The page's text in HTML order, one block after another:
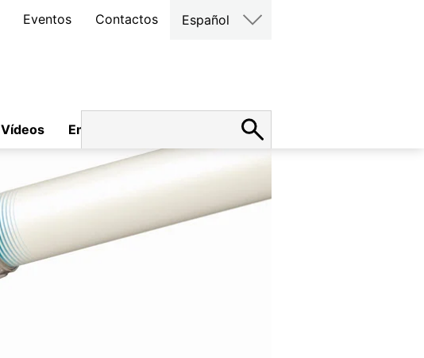
Eventos Contactos Español
Vídeos Empleo